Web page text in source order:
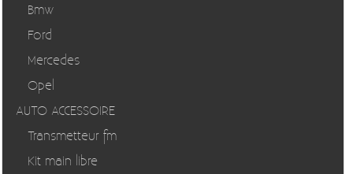
Bmw
Ford
Mercedes
Opel
AUTO ACCESSOIRE
Transmetteur fm
Kit main libre